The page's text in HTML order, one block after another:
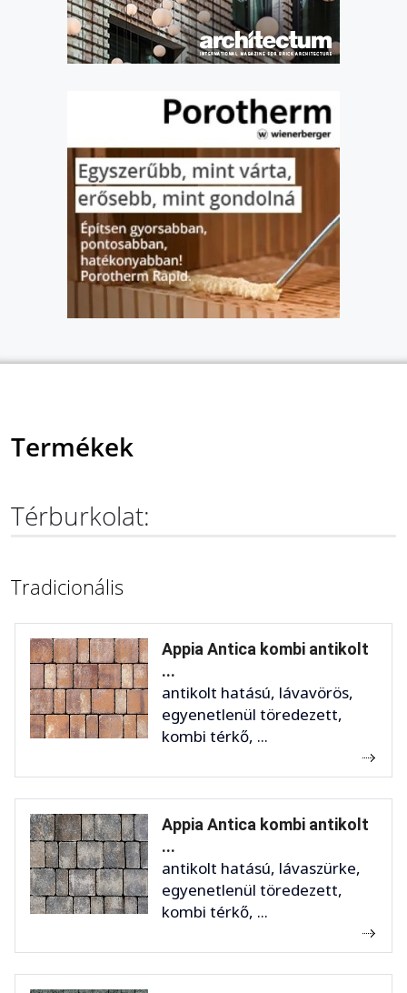
Termékek
Térburkolat:
Tradicionális
Appia Antica kombi antikolt
...
antikolt hatású, lávavörös,
egyenetlenül töredezett,
kombi térkő, ...
Appia Antica kombi antikolt
...
antikolt hatású, lávaszürke,
egyenetlenül töredezett,
kombi térkő, ...